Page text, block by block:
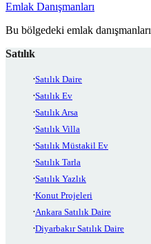
Emlak Danışmanları
Bu bölgedeki emlak
Satılık
Satılık Daire
Satılık Ev
Satılık Arsa
Satılık Villa
Satılık Müstakil Ev
Satılık Tarla
Satılık Yazlık
Konut Projeleri
Ankara Satılık Daire
Diyarbakır Satılık Daire